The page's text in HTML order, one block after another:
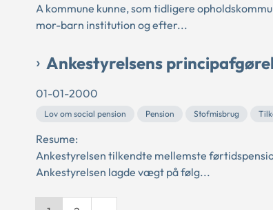
A kommune kunne, som tidligere
mor-barn institution og efter...
Ankestyrelsens
01-01-2000
Lov om social pension Pension Stofmisbrug
Resume:
Ankestyrelsen tilkendte mellemste
Ankestyrelsen lagde vægt på følg...